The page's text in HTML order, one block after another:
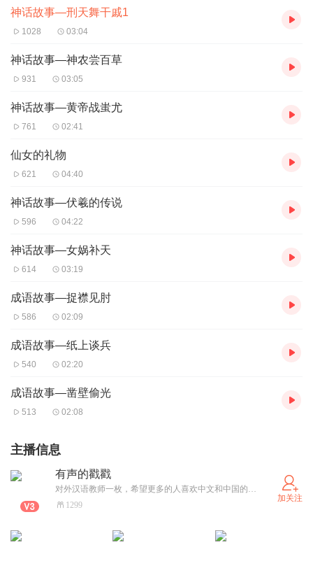
神话故事—刑天舞干戚1
1028 03:04
神话故事—神农尝百草
931 03:05
神话故事—黄帝战蚩尤
761 02:41
仙女的礼物
621 04:40
神话故事—伏羲的传说
596 04:22
神话故事—女娲补天
614 03:19
成语故事—捉襟见肘
586 02:09
成语故事—纸上谈兵
540 02:20
成语故事—凿壁偷光
513 02:08
主播信息
有声的戳戳
对外汉语教师一枚，希望更多的人喜欢中文和中国的传统文化，喜欢一切美好的东西，当然也包括你！
1299
加关注